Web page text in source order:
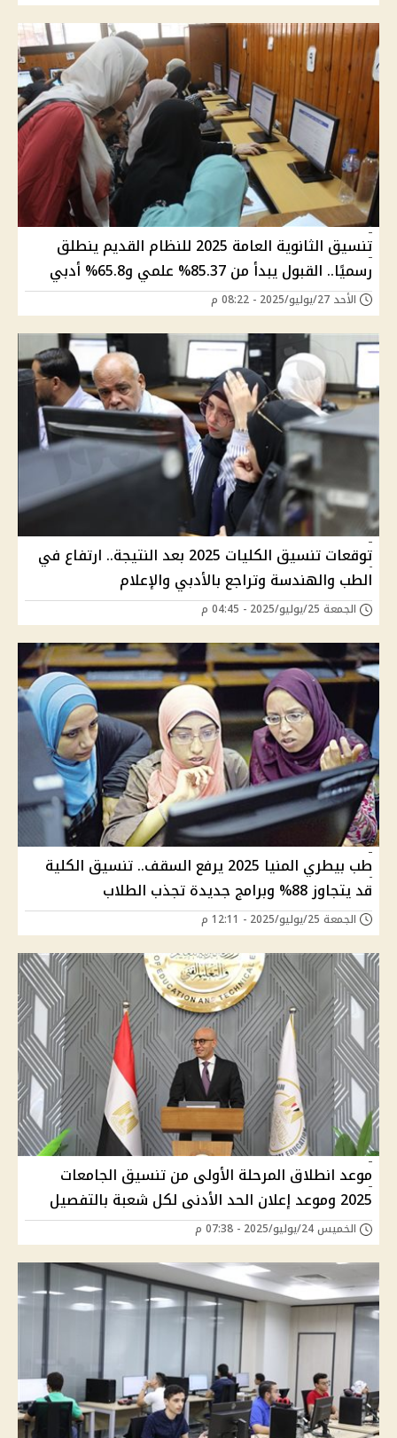
تنسيق الثانوية العامة 2025 للنظام القديم ينطلق
رسميًا.. القبول يبدأ من 85.37% علمي و65.8% أدبي
الأحد 27/يوليو/2025 - 08:22 م
توقعات تنسيق الكليات 2025 بعد النتيجة.. ارتفاع في
الطب والهندسة وتراجع بالأدبي والإعلام
الجمعة 25/يوليو/2025 - 04:45 م
طب بيطري المنيا 2025 يرفع السقف.. تنسيق الكلية
قد يتجاوز 88% وبرامج جديدة تجذب الطلاب
الجمعة 25/يوليو/2025 - 12:11 م
موعد انطلاق المرحلة الأولى من تنسيق الجامعات
2025 وموعد إعلان الحد الأدنى لكل شعبة بالتفصيل
الخميس 24/يوليو/2025 - 07:38 م